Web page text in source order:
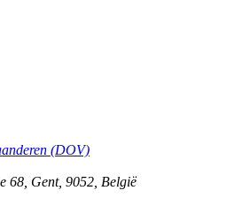
(DOV)
68, Gent, 9052, België